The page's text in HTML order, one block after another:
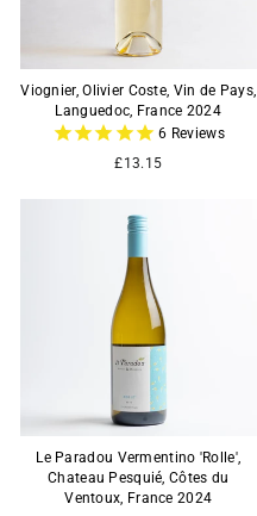
Viognier, Olivier Coste, Vin de Pays,
Languedoc, France 2024
6 Reviews
£13.15
Le Paradou Vermentino 'Rolle',
Chateau Pesquié, Côtes du
Ventoux, France 2024